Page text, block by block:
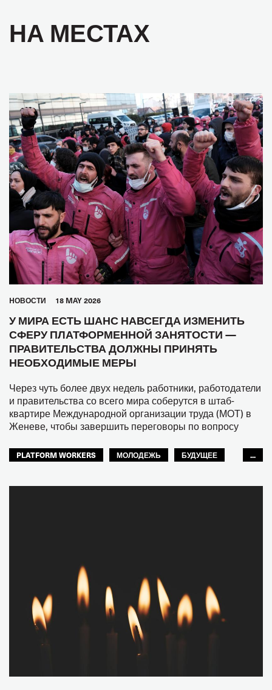
НА МЕСТАХ
HОВОСТИ 18 MAY 2026
У МИРА ЕСТЬ ШАНС НАВСЕГДА ИЗМЕНИТЬ
СФЕРУ ПЛАТФОРМЕННОЙ ЗАНЯТОСТИ —
ПРАВИТЕЛЬСТВА ДОЛЖНЫ ПРИНЯТЬ
НЕОБХОДИМЫЕ МЕРЫ
Через чуть более двух недель работники, работодатели
и правительства со всего мира соберутся в штаб-
квартире Международной организации труда (МОТ) в
Женеве, чтобы завершить переговоры по вопросу
PLATFORM WORKERS МОЛОДЕЖЬ
БУДУЩЕЕ
...